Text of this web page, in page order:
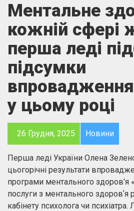
Ментальне
кожній сфері
перша леді
підсумки
у цьому році
26 Грудня, 2025 Новини
Перша леді України Олена
цьогорічні результати
програми ментального здоров’я
послуги з ментального здоровʼя
кабінету психолога чи